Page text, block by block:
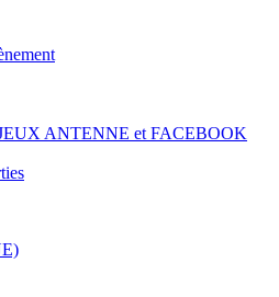
ANTENNE et FACEBOOK